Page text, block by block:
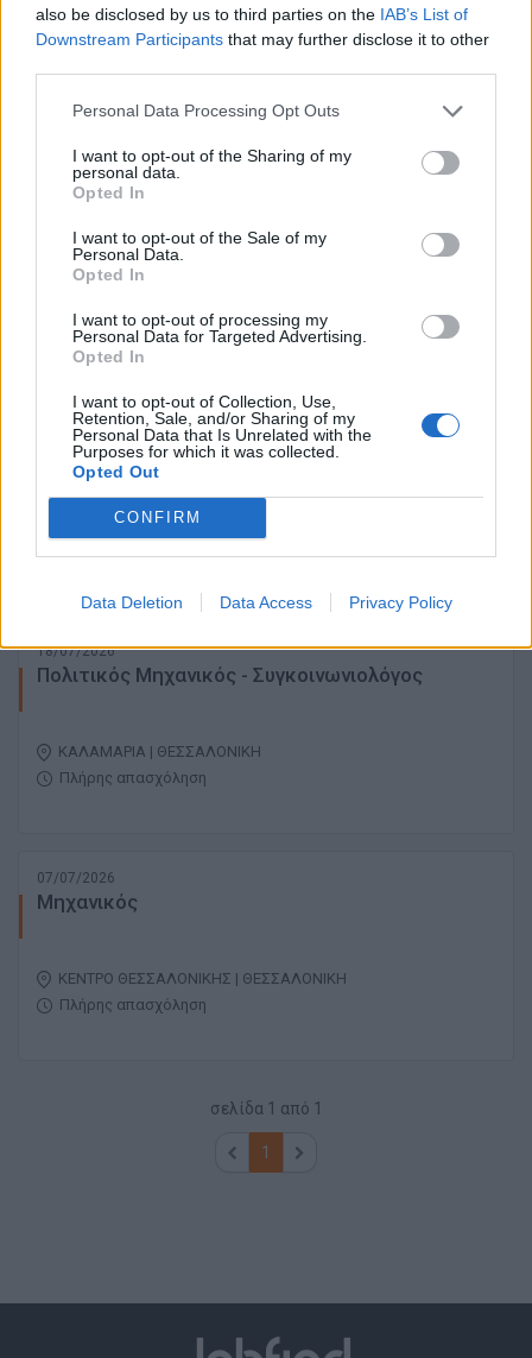
also be disclosed by us to third parties on the IAB’s List of
Downstream Participants that may further disclose it to other
Personal Data Processing Opt Outs
I want to opt-out of the Sharing of my
personal data.
Opted In
I want to opt-out of the Sale of my
Personal Data.
Opted In
I want to opt-out of processing my
Personal Data for Targeted Advertising.
Opted In
I want to opt-out of Collection, Use,
Retention, Sale, and/or Sharing of my
Personal Data that Is Unrelated with the
Purposes for which it was collected.
Opted Out
CONFIRM
Data Deletion Data Access Privacy Policy
ΑΝΑΤΟΛΙΚΗ ΘΕΣΣΑΛΟΝΙΚΗ | ΘΕΣΣΑΛΟΝΙΚΗ
22/07/2026
Πλήρης απασχόληση
21/07/2026
Πολιτικός Μηχανικός ή Τοπογράφος Μηχανικός
ΘΕΡΜΗ | ΘΕΣΣΑΛΟΝΙΚΗ
18/07/2026
Πολιτικός Μηχανικός - Συγκοινωνιολόγος
ΚΑΛΑΜΑΡΙΑ | ΘΕΣΣΑΛΟΝΙΚΗ
Πλήρης απασχόληση
07/07/2026
Μηχανικός
ΚΕΝΤΡΟ ΘΕΣΣΑΛΟΝΙΚΗΣ | ΘΕΣΣΑΛΟΝΙΚΗ
Πλήρης απασχόληση
σελίδα 1 από 1
1